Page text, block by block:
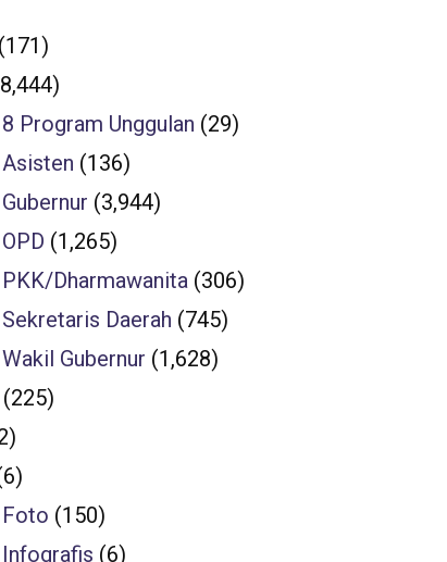
(171)
8 Program Unggulan (29)
Asisten (136)
Gubernur (3,944)
OPD (1,265)
PKK/Dharmawanita (306)
Sekretaris Daerah (745)
Wakil Gubernur (1,628)
(225)
Foto (150)
Infografis (6)